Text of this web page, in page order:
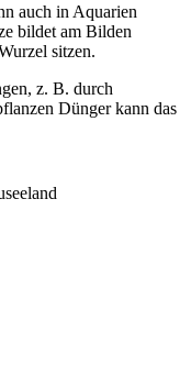
auch in Aquarien
bildet am Bilden
sitzen.
z. B. durch
Dünger kann das